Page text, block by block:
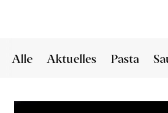
Alle Aktuelles Pasta